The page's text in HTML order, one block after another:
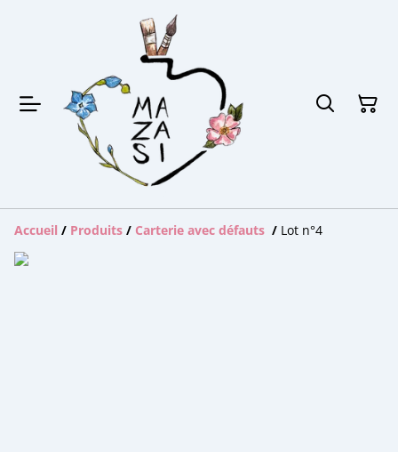
Accueil / Produits / Carterie avec défauts / Lot n°4